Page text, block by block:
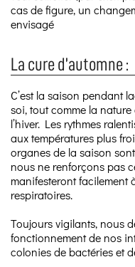
cas de figure, un
envisagé
La cure d’automne :
C’est la saison pendant
soi, tout comme la
l’hiver. Les rythmes
aux températures plus
organes de la saison
nous ne renforçons pas
manifesteront facilement
respiratoires.
Toujours vigilants, nous
fonctionnement de nos
colonies de bactéries et